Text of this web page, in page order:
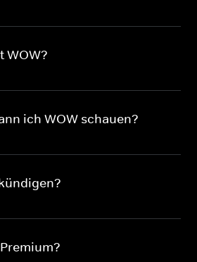
WOW?
ich WOW schauen?